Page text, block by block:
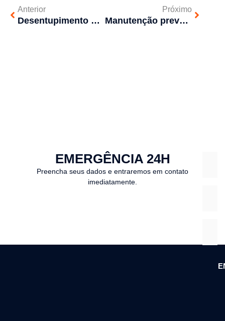
Anterior
Desentupimento em Campinas – Residencial Sumaré I
Próximo
Manutenção preventiva – Gafisa
EMERGÊNCIA 24H
Preencha seus dados e entraremos em contato
imediatamente.